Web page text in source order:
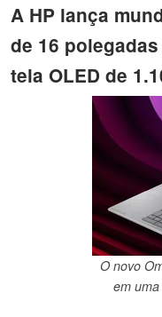
A HP lança
de 16
tela OLED de
O novo
em